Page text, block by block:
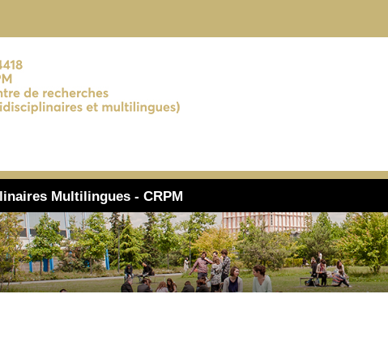
Multilingues - CRPM